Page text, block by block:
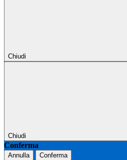
Chiudi
Chiudi
Conferma
Annulla Conferma